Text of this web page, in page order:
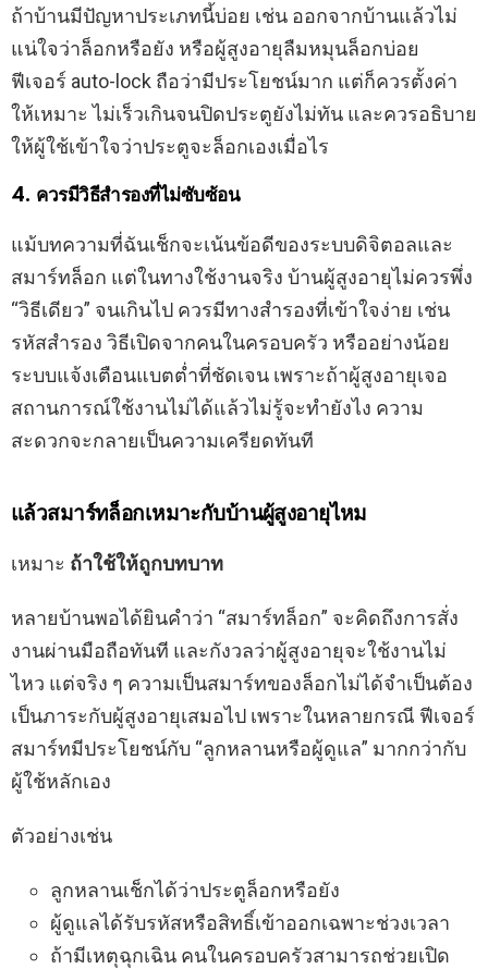
ถ้าบ้านมีปัญหาประเภทนี้บ่อย เช่น ออกจากบ้านแล้วไม่
แน่ใจว่าล็อกหรือยัง หรือผู้สูงอายุลืมหมุนล็อกบ่อย
ฟีเจอร์ auto-lock ถือว่ามีประโยชน์มาก แต่ก็ควรตั้งค่า
ให้เหมาะ ไม่เร็วเกินจนปิดประตูยังไม่ทัน และควรอธิบาย
ให้ผู้ใช้เข้าใจว่าประตูจะล็อกเองเมื่อไร
4. ควรมีวิธีสำรองที่ไม่ซับซ้อน
แม้บทความที่ฉันเช็กจะเน้นข้อดีของระบบดิจิตอลและ
สมาร์ทล็อก แต่ในทางใช้งานจริง บ้านผู้สูงอายุไม่ควรพึ่ง
“วิธีเดียว” จนเกินไป ควรมีทางสำรองที่เข้าใจง่าย เช่น
รหัสสำรอง วิธีเปิดจากคนในครอบครัว หรืออย่างน้อย
ระบบแจ้งเตือนแบตต่ำที่ชัดเจน เพราะถ้าผู้สูงอายุเจอ
สถานการณ์ใช้งานไม่ได้แล้วไม่รู้จะทำยังไง ความ
สะดวกจะกลายเป็นความเครียดทันที
แล้วสมาร์ทล็อกเหมาะกับบ้านผู้สูงอายุไหม
เหมาะ ถ้าใช้ให้ถูกบทบาท
หลายบ้านพอได้ยินคำว่า “สมาร์ทล็อก” จะคิดถึงการสั่ง
งานผ่านมือถือทันที และกังวลว่าผู้สูงอายุจะใช้งานไม่
ไหว แต่จริง ๆ ความเป็นสมาร์ทของล็อกไม่ได้จำเป็นต้อง
เป็นภาระกับผู้สูงอายุเสมอไป เพราะในหลายกรณี ฟีเจอร์
สมาร์ทมีประโยชน์กับ “ลูกหลานหรือผู้ดูแล” มากกว่ากับ
ผู้ใช้หลักเอง
ตัวอย่างเช่น
ลูกหลานเช็กได้ว่าประตูล็อกหรือยัง
ผู้ดูแลได้รับรหัสหรือสิทธิ์เข้าออกเฉพาะช่วงเวลา
ถ้ามีเหตุฉุกเฉิน คนในครอบครัวสามารถช่วยเปิด